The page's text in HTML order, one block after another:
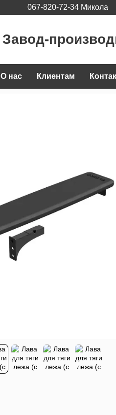
067-820-72-34 Микола
Завод-
О нас Клиентам